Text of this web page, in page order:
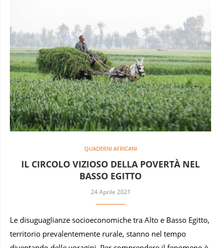
QUADERNI AFRICANI
IL CIRCOLO VIZIOSO DELLA POVERTÀ NEL
BASSO EGITTO
24 Aprile 2021
Le disuguaglianze socioeconomiche tra Alto e Basso Egitto,
territorio prevalentemente rurale, stanno nel tempo